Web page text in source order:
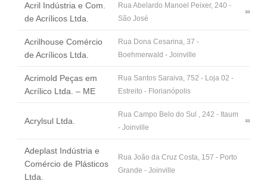
NOSSAS ASSOCIADAS
SEJA UM ASSOCIADO
VAGAS
Acril Indústria e Com.
de Acrílicos Ltda.
Rua Abelardo Manoel Peixer, 240 -
São José
Acrilhouse Comércio
de Acrílicos Ltda.
Rua Dona Cesarina, 37 -
Boehmerwald - Joinville
Acrimold Peças em
Acrílico Ltda. – ME
Rua Santos Saraiva, 752 - Loja 02 -
Estreito - Florianópolis
Acrylsul Ltda.
Rua Campo Belo do Sul , 242 - Itaum
- Joinville
Adeplast Indústria e
Comércio de Plásticos
Ltda.
Rua João da Cruz Costa, 157 - Porto
Grande - Joinville